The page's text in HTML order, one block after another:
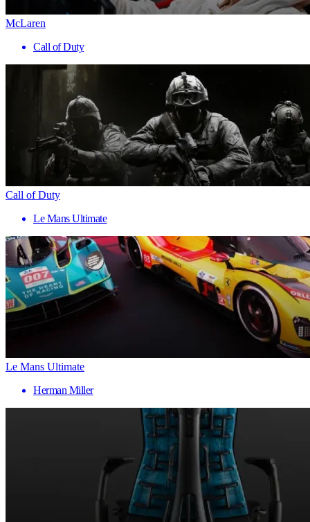
McLaren
Call of Duty
Call of Duty
Le Mans Ultimate
Le Mans Ultimate
Herman Miller